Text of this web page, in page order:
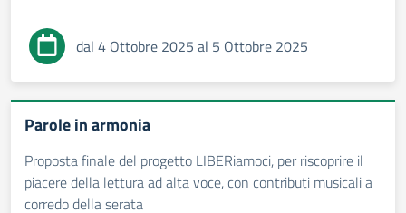
dal 4 Ottobre 2025 al 5 Ottobre 2025
Parole in armonia
Proposta finale del progetto LIBERiamoci, per riscoprire il
piacere della lettura ad alta voce, con contributi musicali a
corredo della serata